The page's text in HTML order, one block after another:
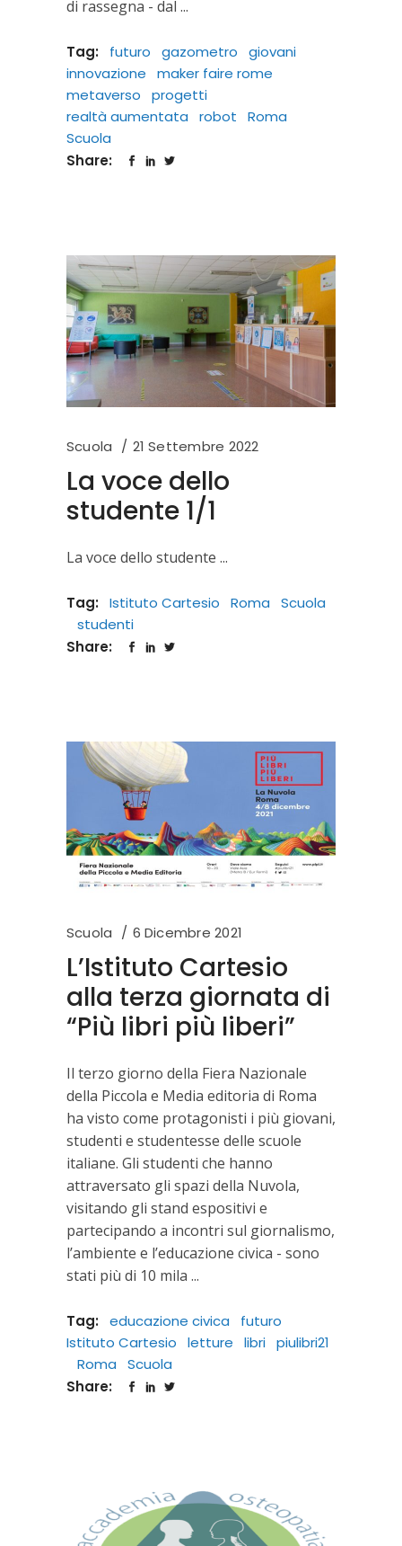
di rassegna - dal
Tag: futuro gazometro
giovani
innovazione
maker faire rome
metaverso
progetti
realtà aumentata
robot
Roma
Scuola
Share:
Scuola 21 Settembre 2022
La voce dello
studente 1/1
La voce dello studente
Tag: Istituto Cartesio Roma
Scuola
studenti
Share:
Scuola 6 Dicembre 2021
L’Istituto Cartesio
alla terza giornata di
“Più libri più liberi”
Il terzo giorno della Fiera Nazionale
della Piccola e Media editoria di Roma
ha visto come protagonisti i più giovani,
studenti e studentesse delle scuole
italiane. Gli studenti che hanno
attraversato gli spazi della Nuvola,
visitando gli stand espositivi e
partecipando a incontri sul giornalismo,
l’ambiente e l’educazione civica - sono
stati più di 10 mila
Tag: educazione civica
futuro
Istituto Cartesio
letture libri piulibri21
Roma
Scuola
Share: